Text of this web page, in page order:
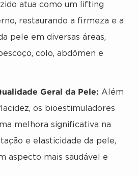
atua como um lifting
restaurando a firmeza e a
pele em diversas áreas,
colo, abdômen e
Geral da Pele: Além
os bioestimuladores
melhora significativa na
e elasticidade da pele,
aspecto mais saudável e